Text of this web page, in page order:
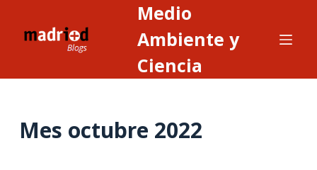
Medio
Ambiente y
Ciencia
Mes octubre 2022